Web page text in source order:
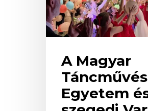
szegedi
VargaBalett
Táncműhely
első
előadása
A Magyar
Egyetem